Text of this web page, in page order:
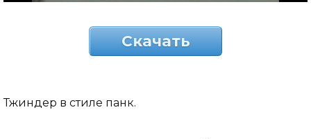
Скачать
Тжиндер в стиле панк.